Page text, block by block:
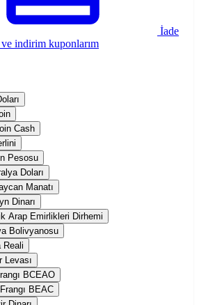
İade
indirim kuponlarım
Cash
Pesosu
Doları
Manatı
Dinarı
Arap Emirlikleri Dirhemi
Bolivyanosu
Reali
Levası
BCEAO
BEAC